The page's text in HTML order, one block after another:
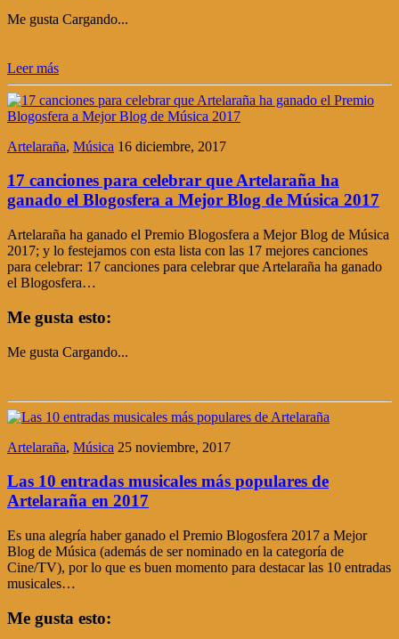
Me gusta Cargando...
Leer más
Artelaraña, Música 16 diciembre, 2017
17 canciones para celebrar que Artelaraña ha
ganado el Blogosfera a Mejor Blog de Música 2017
Artelaraña ha ganado el Premio Blogosfera a Mejor Blog de Música
2017; y lo festejamos con esta lista con las 17 mejores canciones
para celebrar: 17 canciones para celebrar que Artelaraña ha ganado
el Blogosfera…
Me gusta esto:
Me gusta Cargando...
Artelaraña, Música 25 noviembre, 2017
Las 10 entradas musicales más populares de
Artelaraña en 2017
Es una alegría haber ganado el Premio Blogosfera 2017 a Mejor
Blog de Música (además de ser nominado en la categoría de
Cine/TV), por lo que es buen momento para destacar las 10 entradas
musicales…
Me gusta esto: